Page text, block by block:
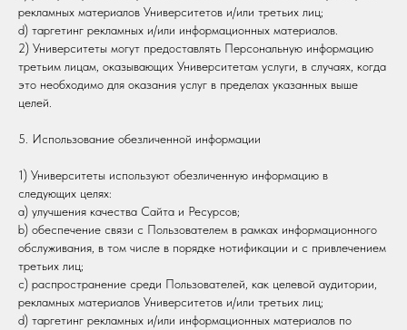
рекламных материалов Университетов и/или третьих лиц;
d) таргетинг рекламных и/или информационных материалов.
2) Университеты могут предоставлять Персональную информацию
третьим лицам, оказывающих Университетам услуги, в случаях, когда
это необходимо для оказания услуг в пределах указанных выше
целей.
5. Использование обезличенной информации
1) Университеты используют обезличенную информацию в
следующих целях:
a) улучшения качества Сайта и Ресурсов;
b) обеспечение связи с Пользователем в рамках информационного
обслуживания, в том числе в порядке нотификации и с привлечением
третьих лиц;
c) распространение среди Пользователей, как целевой аудитории,
рекламных материалов Университетов и/или третьих лиц;
d) таргетинг рекламных и/или информационных материалов по